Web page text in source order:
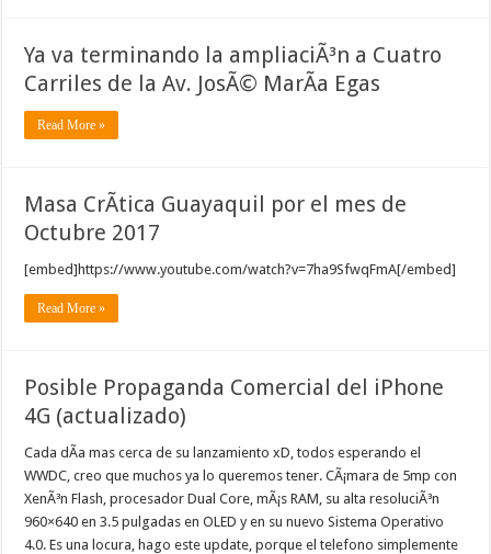
Ya va terminando la ampliaciÃ³n a Cuatro
Carriles de la Av. JosÃ© MarÃ­a Egas
Read More »
Masa CrÃ­tica Guayaquil por el mes de
Octubre 2017
[embed]https://www.youtube.com/watch?v=7ha9SfwqFmA[/embed]
Read More »
Posible Propaganda Comercial del iPhone
4G (actualizado)
Cada dÃ­a mas cerca de su lanzamiento xD, todos esperando el
WWDC, creo que muchos ya lo queremos tener. CÃ¡mara de 5mp con
XenÃ³n Flash, procesador Dual Core, mÃ¡s RAM, su alta resoluciÃ³n
960×640 en 3.5 pulgadas en OLED y en su nuevo Sistema Operativo
4.0. Es una locura, hago este update, porque el telefono simplemente